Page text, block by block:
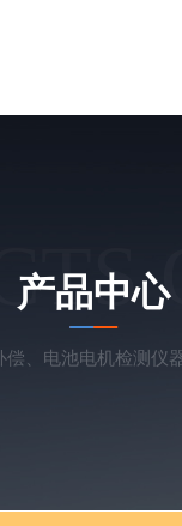
产品中心
偿、电池电机检测仪